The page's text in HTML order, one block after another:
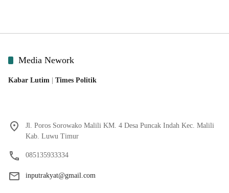
Media Nework
Kabar Lutim Times Politik
Jl. Poros Sorowako Malili KM. 4 Desa Puncak Indah Kec. Malili
Kab. Luwu Timur
085135933334
inputrakyat@gmail.com